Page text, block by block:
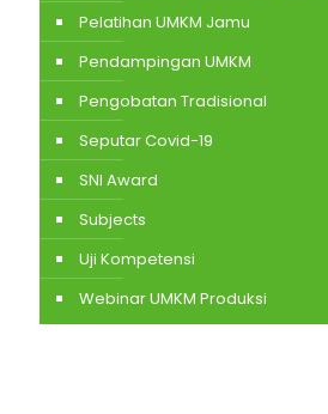
Pelatihan UMKM Jamu
Pendampingan UMKM
Pengobatan Tradisional
Seputar Covid-19
SNI Award
Subjects
Uji Kompetensi
Webinar UMKM Produksi